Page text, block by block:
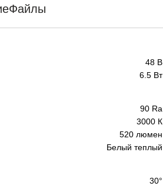
Файлы
48 В
6.5 Вт
90 Ra
3000 К
520 люмен
Белый теплый
30°